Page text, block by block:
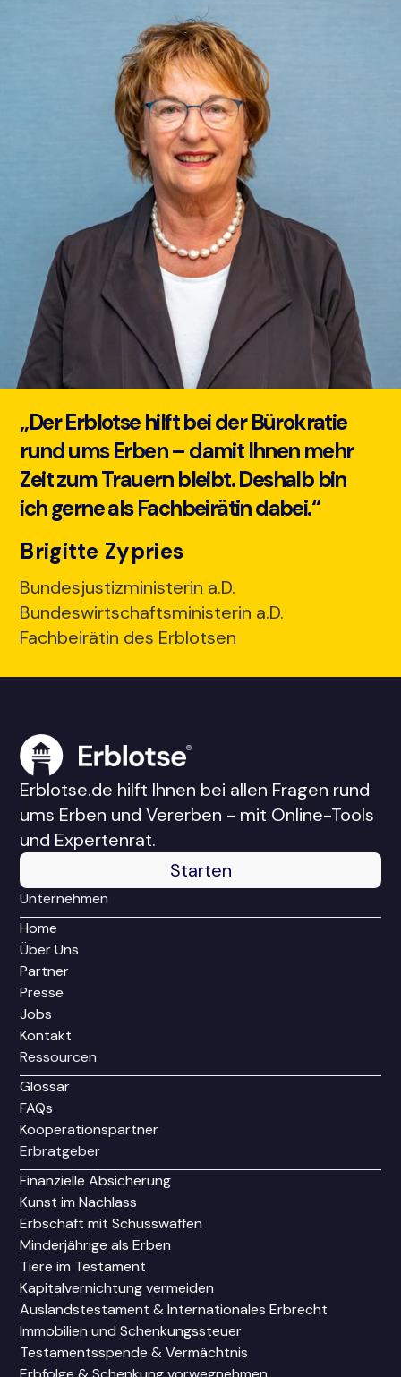
„Der Erblotse hilft bei der Bürokratie
rund ums Erben – damit Ihnen mehr
Zeit zum Trauern bleibt. Deshalb bin
ich gerne als Fachbeirätin dabei.“
Brigitte Zypries
Bundesjustizministerin a.D.
Bundeswirtschaftsministerin a.D.
Fachbeirätin des Erblotsen
Erblotse.de hilft Ihnen bei allen Fragen rund
ums Erben und Vererben - mit Online-Tools
und Expertenrat.
Starten
Unternehmen
Home
Über Uns
Partner
Presse
Jobs
Kontakt
Ressourcen
Glossar
FAQs
Kooperationspartner
Erbratgeber
Finanzielle Absicherung
Kunst im Nachlass
Erbschaft mit Schusswaffen
Minderjährige als Erben
Tiere im Testament
Kapitalvernichtung vermeiden
Auslandstestament & Internationales Erbrecht
Immobilien und Schenkungssteuer
Testamentsspende & Vermächtnis